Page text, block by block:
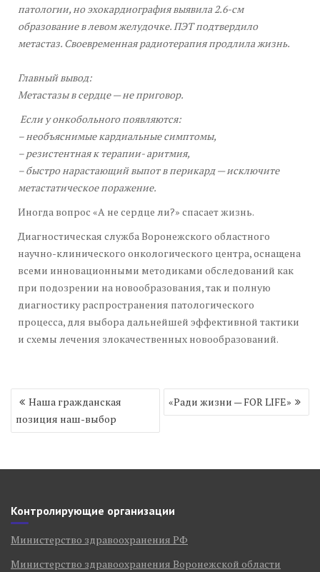
патологии, но эхокардиография выявила 2.6-см
образование в левом желудочке. ПЭТ подтвердило
метастаз. Своевременная радиотерапия продлила жизнь.
Главный вывод:
Метастазы в сердце — не приговор.
Если у онкобольного появляются:
– необъяснимые кардиальные симптомы,
– резистентная к терапии- аритмия,
– быстро нарастающий выпот в перикард — исключите
метастатическое поражение.
Иногда вопрос «А не сердце ли?» спасает жизнь.
Диагностическая служба Воронежского областного
научно-клинического онкологического центра, оснащена
всеми инновационными методиками обследований как
при подозрении на новообразования, так и полную
диагностику распространения патологического
процесса, для выбора дальнейшей эффективной тактики
и схемы лечения злокачественных новообразований.
Навигация
по
записям
Наша гражданская
позиция наш-выбор
«Ради жизни — FOR LIFE»
Контролирующие организации
Министерство здравоохранения РФ
Министерство здравоохранения Воронежской области